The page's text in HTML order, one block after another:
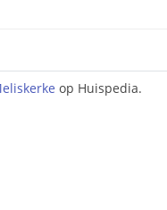
op Huispedia.